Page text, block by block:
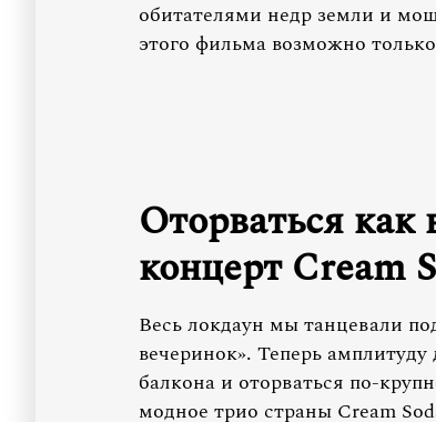
обитателями недр земли и
этого фильма возможно
Оторваться
концерт Cream
Весь локдаун мы танцевали
вечеринок». Теперь
балкона и оторваться по-
модное трио страны Cream